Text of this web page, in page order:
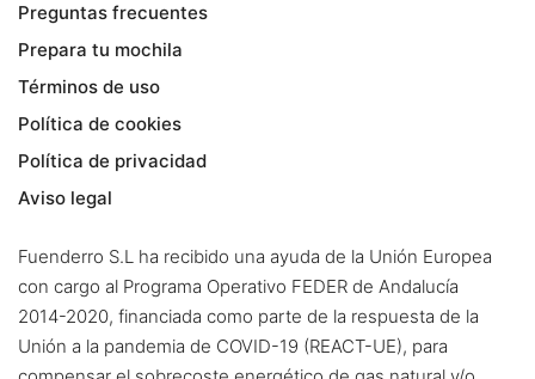
Preguntas frecuentes
Prepara tu mochila
Términos de uso
Política de cookies
Política de privacidad
Aviso legal
Fuenderro S.L ha recibido una ayuda de la Unión Europea
con cargo al Programa Operativo FEDER de Andalucía
2014-2020, financiada como parte de la respuesta de la
Unión a la pandemia de COVID-19 (REACT-UE), para